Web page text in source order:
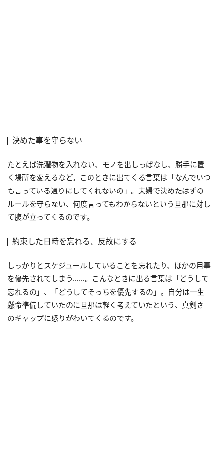
決めた事を守らない
たとえば洗濯物を入れない、モノを出しっぱなし、勝手に置
く場所を変えるなど。このときに出てくる言葉は「なんでいつ
も言っている通りにしてくれないの」。夫婦で決めたはずの
ルールを守らない、何度言ってもわからないという旦那に対し
て腹が立ってくるのです。
約束した日時を忘れる、反故にする
しっかりとスケジュールしていることを忘れたり、ほかの用事
を優先されてしまう……。こんなときに出る言葉は「どうして
忘れるの」、「どうしてそっちを優先するの」。自分は一生
懸命準備していたのに旦那は軽く考えていたという、真剣さ
のギャップに怒りがわいてくるのです。